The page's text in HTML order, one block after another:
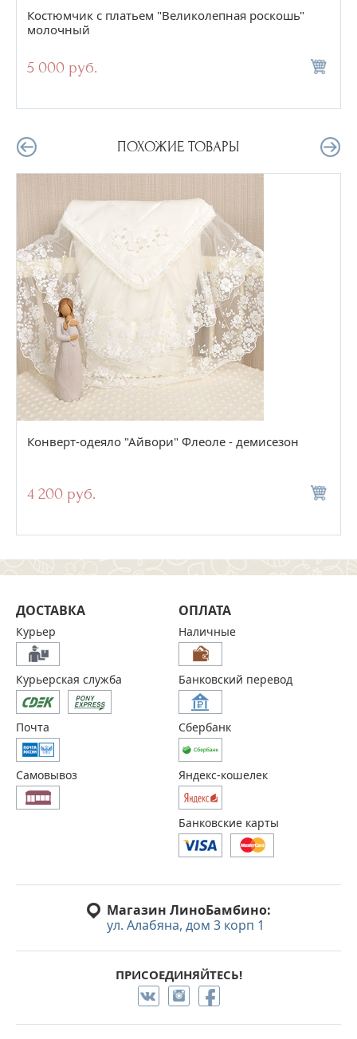
Костюмчик с платьем "Великолепная роскошь"
молочный
5 000 руб.
ПОХОЖИЕ ТОВАРЫ
Конверт-одеяло "Айвори" Флеоле - демисезон
4 200 руб.
Магазин ЛиноБамбино:
ул. Алабяна, дом 3 корп 1
ПРИСОЕДИНЯЙТЕСЬ!
ДОСТАВКА
Курьер
Курьерская служба
Почта
Самовывоз
ОПЛАТА
Наличные
Банковский перевод
Сбербанк
Яндекс-кошелек
Банковские карты